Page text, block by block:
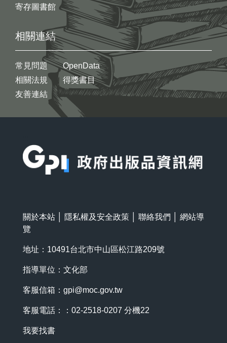
寄存圖書館
相關連結
常見問題
相關法規
友善連結
OpenData
得獎書目
關於本站 隱私權及安全政策 聯絡我們
網站導
覽
地址：10491台北市中山區松江路209號
指導單位：文化部
客服信箱： gpi@moc.gov.tw
客服電話：：02-2518-0207 分機22
我要找書